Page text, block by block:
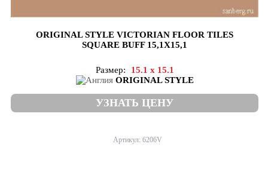
ORIGINAL STYLE VICTORIAN FLOOR TILES
SQUARE BUFF 15,1X15,1
Размер:
15.1 x 15.1
ORIGINAL STYLE
УЗНАТЬ ЦЕНУ
Артикул: 6206V